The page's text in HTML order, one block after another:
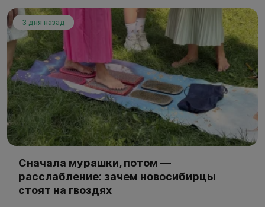
3 дня назад
Сначала мурашки, потом —
расслабление: зачем новосибирцы
стоят на гвоздях